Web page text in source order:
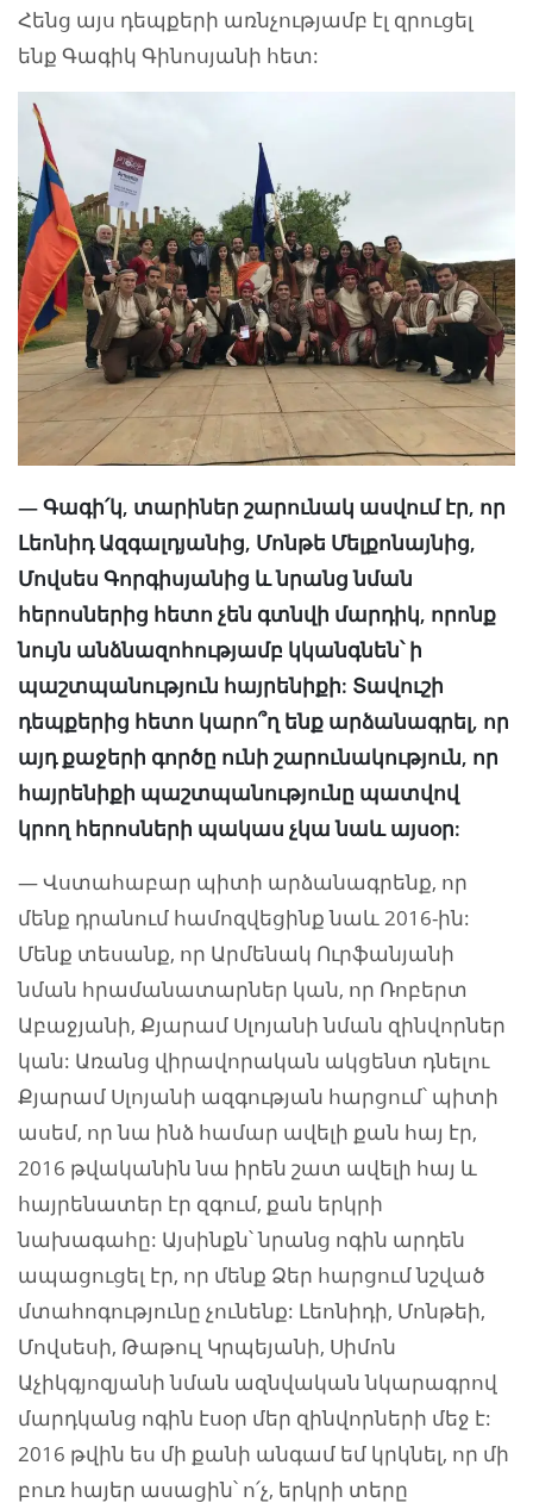
Հենց այս դեպքերի առնչությամբ էլ զրուցել
ենք Գագիկ Գինոսյանի հետ:
— Գագի՛կ, տարիներ շարունակ ասվում էր, որ
Լեոնիդ Ազգալդյանից, Մոնթե Մելքոնայնից,
Մովսես Գորգիսյանից և նրանց նման
հերոսներից հետո չեն գտնվի մարդիկ, որոնք
նույն անձնազոհությամբ կկանգնեն՝ ի
պաշտպանություն հայրենիքի: Տավուշի
դեպքերից հետո կարո՞ղ ենք արձանագրել, որ
այդ քաջերի գործը ունի շարունակություն, որ
հայրենիքի պաշտպանությունը պատվով
կրող հերոսների պակաս չկա նաև այսօր:
— Վստահաբար պիտի արձանագրենք, որ
մենք դրանում համոզվեցինք նաև 2016-ին:
Մենք տեսանք, որ Արմենակ Ուրֆանյանի
նման հրամանատարներ կան, որ Ռոբերտ
Աբաջյանի, Քյարամ Սլոյանի նման զինվորներ
կան: Առանց վիրավորական ակցենտ դնելու
Քյարամ Սլոյանի ազգության հարցում՝ պիտի
ասեմ, որ նա ինձ համար ավելի քան հայ էր,
2016 թվականին նա իրեն շատ ավելի հայ և
հայրենատեր էր զգում, քան երկրի
նախագահը: Այսինքն՝ նրանց ոգին արդեն
ապացուցել էր, որ մենք Ձեր հարցում նշված
մտահոգությունը չունենք: Լեոնիդի, Մոնթեի,
Մովսեսի, Թաթուլ Կրպեյանի, Սիմոն
Աչիկգյոզյանի նման ազնվական նկարագրով
մարդկանց ոգին էսօր մեր զինվորների մեջ է:
2016 թվին ես մի քանի անգամ եմ կրկնել, որ մի
բուռ հայեր ասացին՝ ո՛չ, երկրի տերը